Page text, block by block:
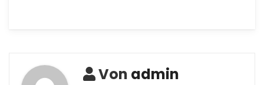
Von admin